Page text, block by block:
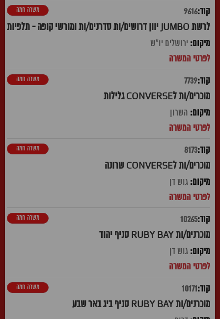
9616
לרשת JUMBO יוון דרושים/ות סדרנים/ות ומורשי קופה - תלפיות
משרה חמה
ירושלים יו"ש
7739
מוכרים/ות לCONVERSE גלילות
משרה חמה
השרון
8173
מוכרים/ות לCONVERSE שרונה
משרה חמה
גוש דן
10265
מוכרנים/ות RUBY BAY סניף יהוד
משרה חמה
גוש דן
10171
מוכרנים/ות RUBY BAY סניף ביג באר שבע
משרה חמה